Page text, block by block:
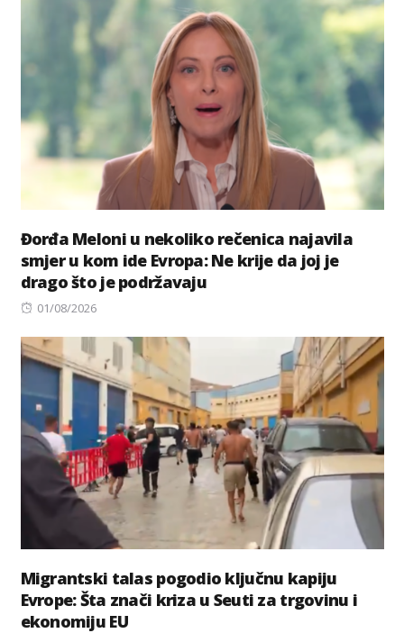
Đorđa Meloni u nekoliko rečenica najavila
smjer u kom ide Evropa: Ne krije da joj je
drago što je podržavaju
Posted
01/08/2026
Migrantski talas pogodio ključnu kapiju
Evrope: Šta znači kriza u Seuti za trgovinu i
ekonomiju EU